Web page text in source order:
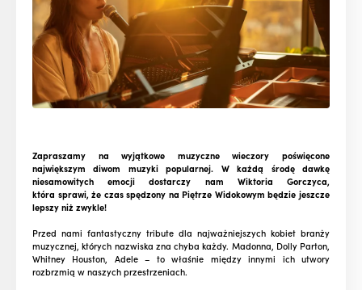
Zapraszamy na wyjątkowe muzyczne wieczory poświęcone
największym diwom muzyki popularnej. W każdą środę dawkę
niesamowitych emocji dostarczy nam Wiktoria Gorczyca,
która sprawi, że czas spędzony na Piętrze Widokowym będzie jeszcze
lepszy niż zwykle!
Przed nami fantastyczny tribute dla najważniejszych kobiet branży
muzycznej, których nazwiska zna chyba każdy. Madonna, Dolly Parton,
Whitney Houston, Adele – to właśnie między innymi ich utwory
rozbrzmią w naszych przestrzeniach.